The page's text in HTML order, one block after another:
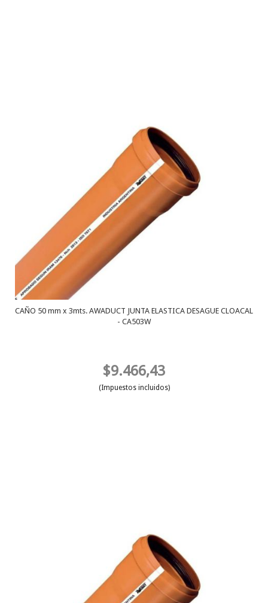
CAÑO 50 mm x 3mts. AWADUCT JUNTA ELASTICA DESAGUE CLOACAL
- CA503W
$9.466,43
(Impuestos incluidos)